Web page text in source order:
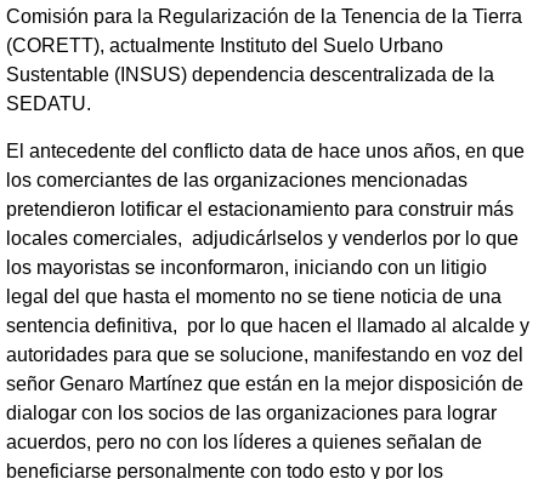
Comisión para la Regularización de la Tenencia de la Tierra
(CORETT), actualmente Instituto del Suelo Urbano
Sustentable (INSUS) dependencia descentralizada de la
SEDATU.
El antecedente del conflicto data de hace unos años, en que
los comerciantes de las organizaciones mencionadas
pretendieron lotificar el estacionamiento para construir más
locales comerciales, adjudicárlselos y venderlos por lo que
los mayoristas se inconformaron, iniciando con un litigio
legal del que hasta el momento no se tiene noticia de una
sentencia definitiva, por lo que hacen el llamado al alcalde y
autoridades para que se solucione, manifestando en voz del
señor Genaro Martínez que están en la mejor disposición de
dialogar con los socios de las organizaciones para lograr
acuerdos, pero no con los líderes a quienes señalan de
beneficiarse personalmente con todo esto y por los